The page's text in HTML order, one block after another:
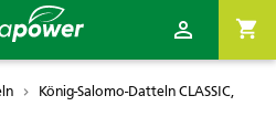
shopping_cart


König-Salomo-Datteln CLASSIC,